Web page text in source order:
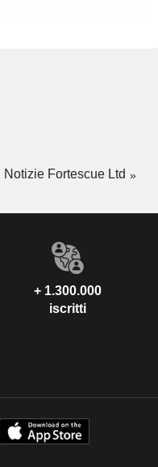
Notizie Fortescue Ltd
+ 1.300.000
iscritti